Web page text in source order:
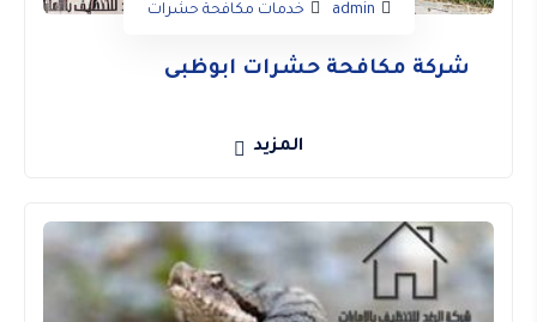
admin خدمات مكافحة حشرات
شركة مكافحة حشرات ابوظبى
المزيد